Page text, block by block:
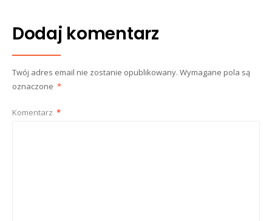
Dodaj komentarz
Twój adres email nie zostanie opublikowany. Wymagane pola są
oznaczone *
Komentarz *